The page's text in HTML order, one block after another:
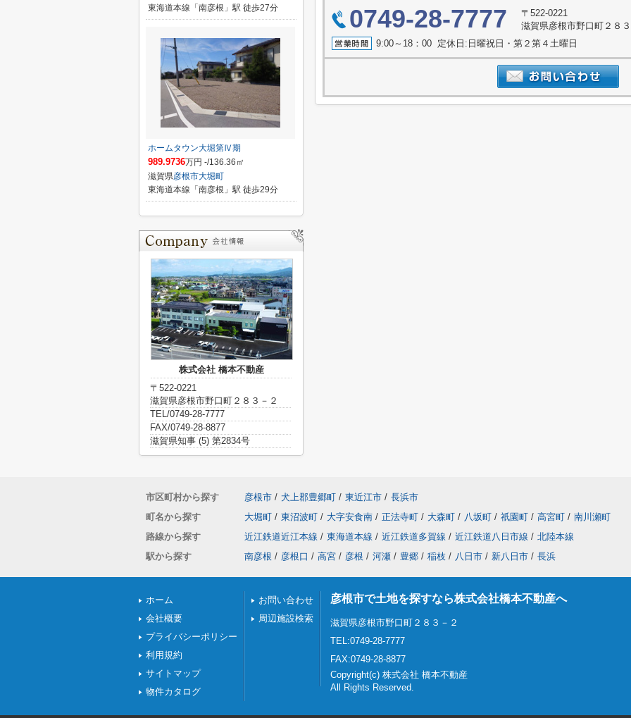
0749-28-7777
〒522-0221
滋賀県彦根市野口町２８
9:00～18：00 定休日:日曜祝日・第２第４土曜日
東海道本線「南彦根」駅 徒歩27分
ホームタウン大堀第Ⅳ期
989.9736万円 -/136.36㎡
滋賀県彦根市大堀町
東海道本線「南彦根」駅 徒歩29分
株式会社 橋本不動産
〒522-0221
滋賀県彦根市野口町２８３－２
TEL/0749-28-7777
FAX/0749-28-8877
滋賀県知事 (5) 第2834号
市区町村から探す 彦根市 / 犬上郡豊郷町 / 東近江市 / 長浜市
町名から探す
大堀町 / 東沼波町 / 大字安食南 / 正法寺町 / 大森町 / 八坂町 / 祇園町 / 高宮町 / 南川瀬町
路線から探す
近江鉄道近江本線 / 東海道本線 / 近江鉄道多賀線 / 近江鉄道八日市線 / 北陸本線
駅から探す
南彦根 / 彦根口 / 高宮 / 彦根 / 河瀬 / 豊郷 / 稲枝 / 八日市 / 新八日市 / 長浜
ホーム
会社概要
プライバシーポリシー
利用規約
サイトマップ
物件カタログ
お問い合わせ
周辺施設検索
彦根市で土地を探すなら株式会社橋本不動産へ
滋賀県彦根市野口町２８３－２
TEL:0749-28-7777
FAX:0749-28-8877
Copyright(c) 株式会社 橋本不動産
All Rights Reserved.